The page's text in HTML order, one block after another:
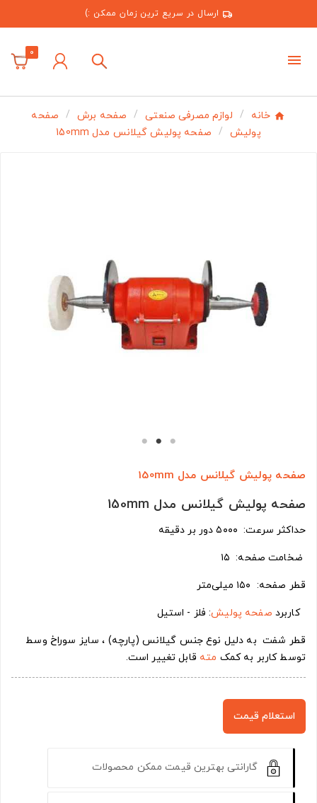
ارسال در سریع ترین زمان ممکن :)
0
خانه لوازم مصرفی صنعتی صفحه برش
صفحه
پولیش
صفحه پولیش گیلانس مدل 150mm
صفحه پولیش گیلانس مدل 150mm
صفحه پولیش گیلانس مدل 150mm
حداکثر سرعت: ۵۰۰۰ دور بر دقیقه
ضخامت صفحه: ۱۵
قطر صفحه: ۱۵۰ میلی‌متر
کاربرد صفحه پولیش: فلز - استیل
قطر شفت به دلیل نوع جنس گیلانس (پارچه) ، سایز سوراخ وسط
توسط کاربر به کمک مته قابل تغییر است.
استعلام قیمت
گارانتی بهترین قیمت ممکن محصولات